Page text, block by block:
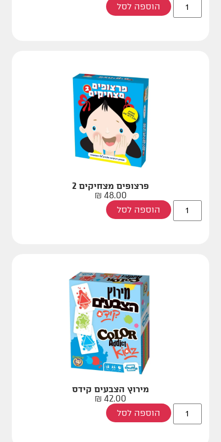
הוספה לסל
פרצופים מצחיקים 2
48.00
₪
הוספה לסל
מירוץ הצבעים קידס
42.00
₪
הוספה לסל